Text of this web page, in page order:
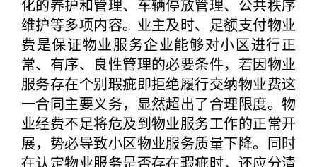
化的养护和管理、车辆停放管理、公共秩序
维护等多项内容。业主及时、足额支付物业
费是保证物业服务企业能够对小区进行正
常、有序、良性管理的必要条件，若因物业
服务存在个别瑕疵即拒绝履行交纳物业费这
一合同主要义务，显然超出了合理限度。物
业经费不足将危及到物业服务工作的正常开
展，势必导致小区物业服务质量下降。同时
在认定物业服务是否存在瑕疵时，还应分清